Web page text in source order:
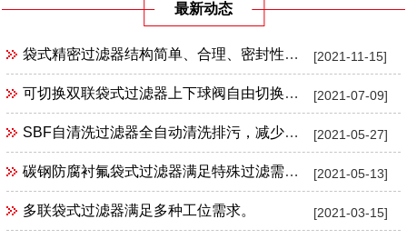
最新动态
[2021-11-15]
袋式精密过滤器结构简单、合理、密封性好、流通能力强、操作简便。
[2021-07-09]
可切换双联袋式过滤器上下球阀自由切换实现不间断过滤
[2021-05-27]
SBF自清洗过滤器全自动清洗排污，减少损耗。
[2021-05-13]
碳钢防腐衬氟袋式过滤器满足特殊过滤需求。
[2021-03-15]
多联袋式过滤器满足多种工位需求。